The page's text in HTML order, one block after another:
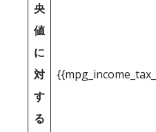
央
値
に
対
す
る